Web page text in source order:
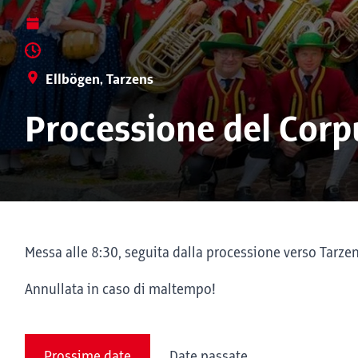
Ellbögen, Tarzens
Processione del
Messa alle 8:30, seguita dalla processione verso
Annullata in caso di maltempo!